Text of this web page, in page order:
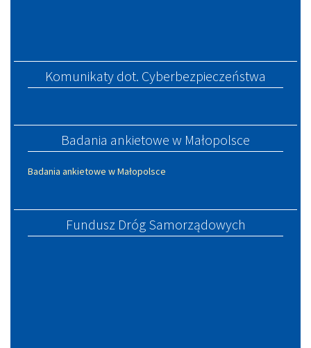
Komunikaty dot. Cyberbezpieczeństwa
Badania ankietowe w Małopolsce
Badania ankietowe w Małopolsce
Fundusz Dróg Samorządowych